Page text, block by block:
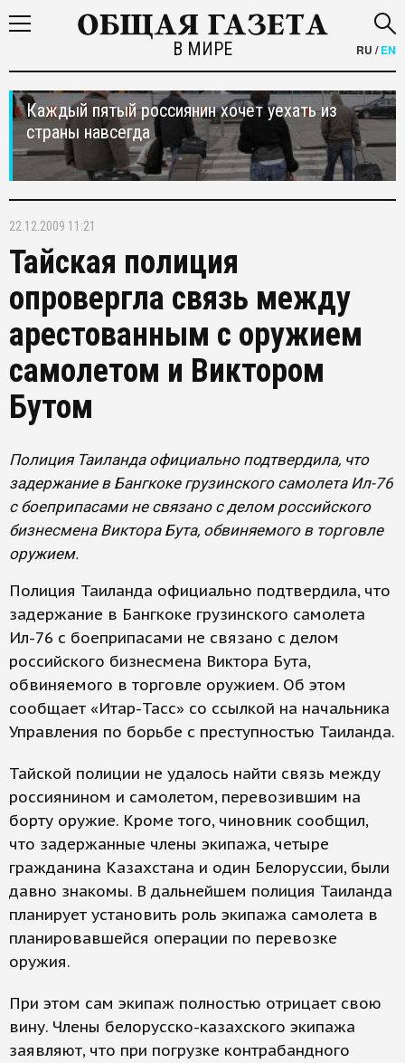
В МИРЕ RU /EN
Каждый пятый россиянин хочет уехать из
страны навсегда
22.12.2009 11:21
Тайская полиция
опровергла связь между
арестованным с оружием
самолетом и Виктором
Бутом
Полиция Таиланда официально подтвердила, что
задержание в Бангкоке грузинского самолета Ил-76
с боеприпасами не связано с делом российского
бизнесмена Виктора Бута, обвиняемого в торговле
оружием.
Полиция Таиланда официально подтвердила, что
задержание в Бангкоке грузинского самолета
Ил-76 с боеприпасами не связано с делом
российского бизнесмена Виктора Бута,
обвиняемого в торговле оружием. Об этом
сообщает «Итар-Тасс» со ссылкой на начальника
Управления по борьбе с преступностью Таиланда.
Тайской полиции не удалось найти связь между
россиянином и самолетом, перевозившим на
борту оружие. Кроме того, чиновник сообщил,
что задержанные члены экипажа, четыре
гражданина Казахстана и один Белоруссии, были
давно знакомы. В дальнейшем полиция Таиланда
планирует установить роль экипажа самолета в
планировавшейся операции по перевозке
оружия.
При этом сам экипаж полностью отрицает свою
вину. Члены белорусско-казахского экипажа
заявляют, что при погрузке контрабандного